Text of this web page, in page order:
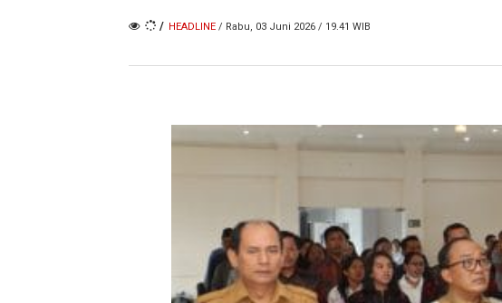
/ HEADLINE / Rabu, 03 Juni 2026 / 19.41 WIB